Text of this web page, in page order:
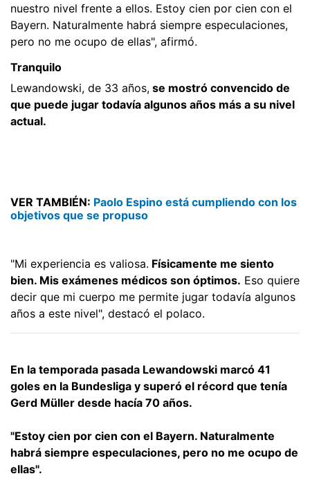
nuestro nivel frente a ellos. Estoy cien por cien con el
Bayern. Naturalmente habrá siempre especulaciones,
pero no me ocupo de ellas", afirmó.
Tranquilo
Lewandowski, de 33 años, se mostró convencido de
que puede jugar todavía algunos años más a su nivel
actual.
VER TAMBIÉN: Paolo Espino está cumpliendo con los
objetivos que se propuso
"Mi experiencia es valiosa. Físicamente me siento
bien. Mis exámenes médicos son óptimos. Eso quiere
decir que mi cuerpo me permite jugar todavía algunos
años a este nivel", destacó el polaco.
En la temporada pasada Lewandowski marcó 41
goles en la Bundesliga y superó el récord que tenía
Gerd Müller desde hacía 70 años.
"Estoy cien por cien con el Bayern. Naturalmente
habrá siempre especulaciones, pero no me ocupo de
ellas".